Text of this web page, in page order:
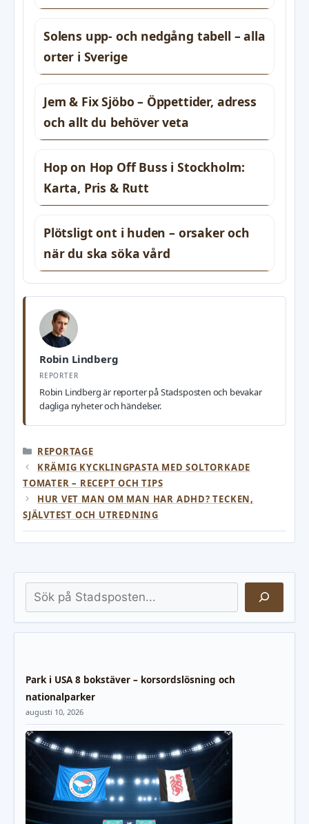
Solens upp- och nedgång tabell – alla
orter i Sverige
Jem & Fix Sjöbo – Öppettider, adress
och allt du behöver veta
Hop on Hop Off Buss i Stockholm:
Karta, Pris & Rutt
Plötsligt ont i huden – orsaker och
när du ska söka vård
Robin Lindberg
REPORTER
Robin Lindberg är reporter på Stadsposten och bevakar
dagliga nyheter och händelser.
KATEGORIER
REPORTAGE
KRÄMIG KYCKLINGPASTA MED SOLTORKADE
TOMATER – RECEPT OCH TIPS
HUR VET MAN OM MAN HAR ADHD? TECKEN,
SJÄLVTEST OCH UTREDNING
Sök
Park i USA 8 bokstäver – korsordslösning och
nationalparker
augusti 10, 2026